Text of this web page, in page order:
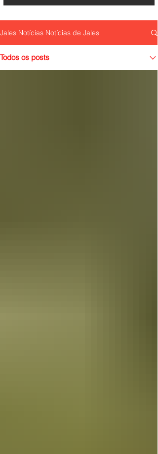
Jales Notícias Notícias de Jales
Todos os posts